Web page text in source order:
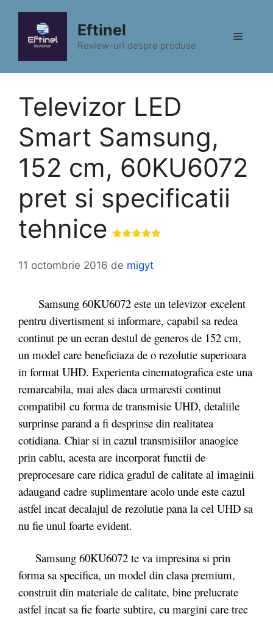
conținut
Eftinel
Review-uri despre produse
Meniu
Televizor LED
Smart Samsung,
152 cm, 60KU6072
pret si specificatii
tehnice
11 octombrie 2016 de migyt
Samsung 60KU6072 este un televizor excelent
pentru divertisment si informare, capabil sa redea
continut pe un ecran destul de generos de 152 cm,
un model care beneficiaza de o rezolutie superioara
in format UHD. Experienta cinematografica este una
remarcabila, mai ales daca urmaresti continut
compatibil cu forma de transmisie UHD, detaliile
surprinse parand a fi desprinse din realitatea
cotidiana. Chiar si in cazul transmisiilor anaogice
prin cablu, acesta are incorporat functii de
preprocesare care ridica gradul de calitate al imaginii
adaugand cadre suplimentare acolo unde este cazul
astfel incat decalajul de rezolutie pana la cel UHD sa
nu fie unul foarte evident.
Samsung 60KU6072 te va impresina si prin
forma sa specifica, un model din clasa premium,
construit din materiale de calitate, bine prelucrate
astfel incat sa fie foarte subtire, cu margini care trec